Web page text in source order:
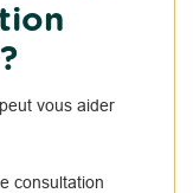
vous aider
consultation